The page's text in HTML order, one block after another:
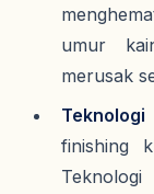
umur
merusak
Teknologi
finishing